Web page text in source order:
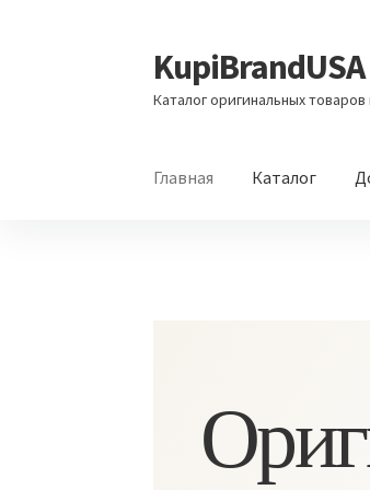
Перейти
к
навигации
Перейти
к
содержимому
KupiBrandUSA
Каталог оригинальных
Главная Каталог